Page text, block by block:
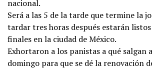
nacional.
Será a las 5 de la tarde que termine la
tardar tres horas después estarán
finales en la ciudad de México.
Exhortaron a los panistas a qué salgan
domingo para que se dé la renovación